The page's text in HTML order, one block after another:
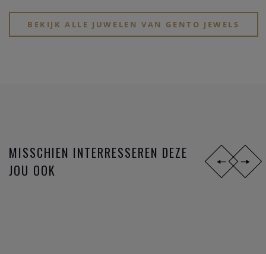
BEKIJK ALLE JUWELEN VAN GENTO JEWELS
MISSCHIEN INTERRESSEREN DEZE
JOU OOK